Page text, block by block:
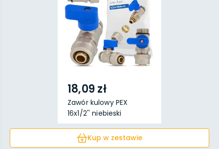
18,09 zł
Zawór kulowy PEX
16x1/2'' niebieski
Kup w zestawie